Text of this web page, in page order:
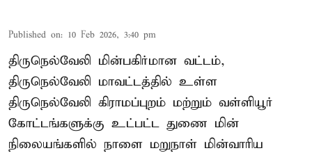
Published on: 10 Feb 2026, 3:40 pm
திருநெல்வேலி மின்பகிர்மான வட்டம்,
திருநெல்வேலி மாவட்டத்தில் உள்ள
திருநெல்வேலி கிராமப்புறம் மற்றும் வள்ளியூர்
கோட்டங்களுக்கு உட்பட்ட துணை மின்
நிலையங்களில் நாளை மறுநாள் மின்வாரிய